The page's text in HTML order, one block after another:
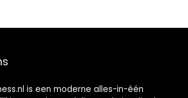
is een moderne alles-in-één